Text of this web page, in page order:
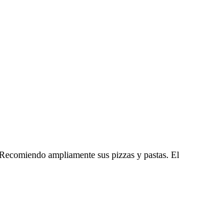
ampliamente sus pizzas y pastas. El